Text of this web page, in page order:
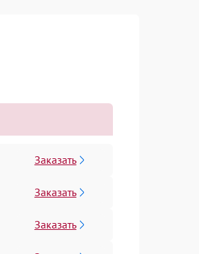
Заказать
Заказать
Заказать